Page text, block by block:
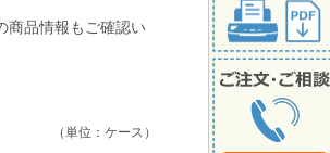
商品情報もご確認い
（単位：ケース）